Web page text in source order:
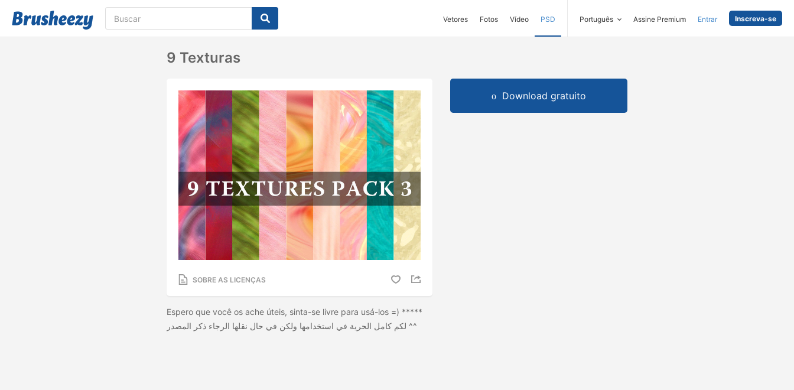
Vetores Fotos Vídeo PSD Português Assine Premium Entrar Inscreva-se
9 Texturas
SOBRE AS LICENÇAS
Espero que você os ache úteis, sinta-se livre para usá-los =) *****
لكم كامل الحرية في استخدامها ولكن في حال نقلها الرجاء ذكر المصدر ^^
Download gratuito